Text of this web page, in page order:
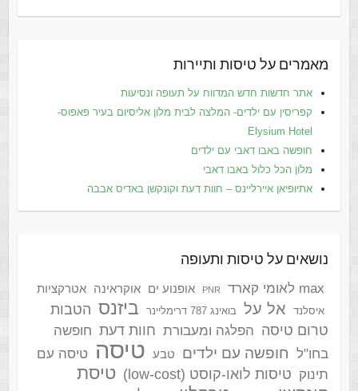
מאמרים על טיסות ותיירות
אתר חדשות חדש המדווח על תעופה ונסיעות
קפריסין עם ילדים- המלצה לבית מלון אליסיום בעיר פאפוס-
Elysium Hotel
חופשה באבו דאבי עם ילדים
מלון הכל כלול באבו דאבי
אתיופיאן איירליינס – חוות דעת וקונקשן באדיס אבבה
נושאים על טיסות ותעופה
max לאומי קארד PNR אופנוע ים אוקראינה אטרקציות
איסלנד אל על בואינג 787 דרימליינר ביזנס הטבות
טרום טיסה
הפלגה ומעבורת חוות דעת חופשה
בחו"ל
חופשה עם ילדים טבע טיסה
טיסה עם
תינוק
טיסות לואו-קוסט (low-cost)
טיסת